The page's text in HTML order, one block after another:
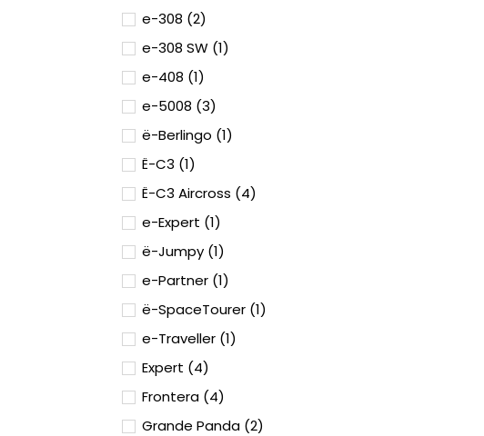
e-308 (2)
e-308 SW (1)
e-408 (1)
e-5008 (3)
ë-Berlingo (1)
Ë-C3 (1)
Ë-C3 Aircross (4)
e-Expert (1)
ë-Jumpy (1)
e-Partner (1)
ë-SpaceTourer (1)
e-Traveller (1)
Expert (4)
Frontera (4)
Grande Panda (2)